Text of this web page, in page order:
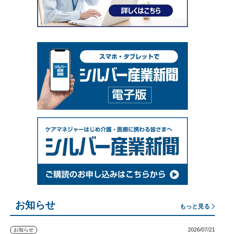
お知らせ もっと見る
お知らせ 2026/07/21